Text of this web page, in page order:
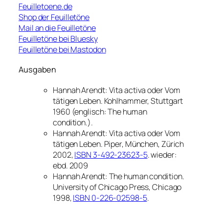
Feuilletoene.de
Shop der Feuilletöne
Mail an die Feuilletöne
Feuilletöne bei Bluesky
Feuilletöne bei Mastodon
Ausgaben
Hannah Arendt: Vita activa oder Vom
tätigen Leben. Kohlhammer, Stuttgart
1960 (englisch: The human
condition.).
Hannah Arendt: Vita activa oder Vom
tätigen Leben. Piper, München, Zürich
2002,ISBN 3-492-23623-5. wieder:
ebd. 2009
Hannah Arendt: The human condition.
University of Chicago Press, Chicago
1998,ISBN 0-226-02598-5.